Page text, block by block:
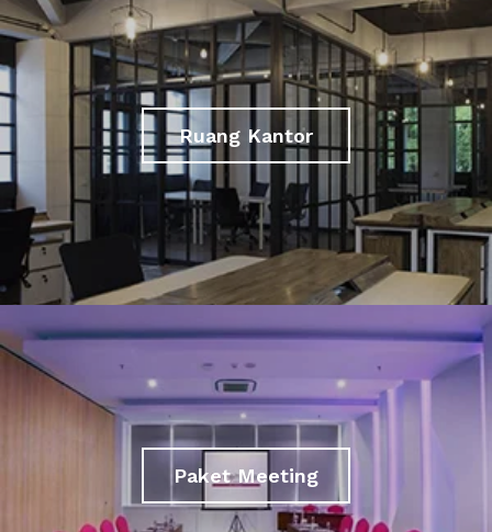
Ruang Kantor
Paket Meeting